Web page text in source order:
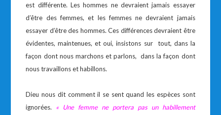
est différente. Les hommes ne devraient jamais essayer
d’être des femmes, et les femmes ne devraient jamais
essayer d’être des hommes. Ces différences devraient être
évidentes, maintenues, et oui, insistons sur tout, dans la
façon dont nous marchons et parlons, dans la façon dont
nous travaillons et habillons.
Dieu nous dit comment il se sent quand les espèces sont
ignorées. « Une femme ne portera pas un habillement